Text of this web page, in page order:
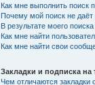
Как мне выполнить
Почему мой поиск не даёт
В результате моего
Как мне найти
Как мне найти свои
Закладки и подписка на
Чем отличаются закладки